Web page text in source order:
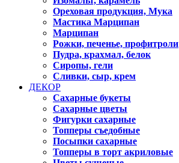
Ореховая продукция, Мука
Мастика Марципан
Марципан
Рожки, печенье, профитроли
Пудра, крахмал, белок
Сиропы, гели
Сливки, сыр, крем
ДЕКОР
Сахарные букеты
Сахарные цветы
Фигурки сахарные
Топперы съедобные
Посыпки сахарные
Топперы в торт акриловые